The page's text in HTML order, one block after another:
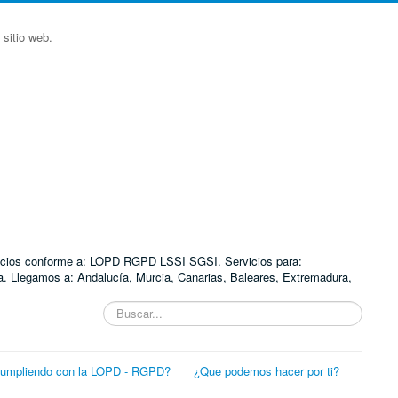
web.
conforme a: LOPD RGPD LSSI SGSI. Servicios para:
a: Andalucía, Murcia, Canarias, Baleares, Extremadura,
Buscar...
con la LOPD - RGPD? ¿Que podemos hacer por ti?